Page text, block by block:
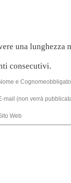
una lunghezza
consecutivi.
e
mail (non verrà
Web